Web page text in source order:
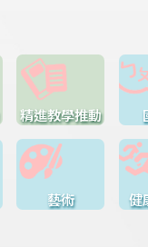
精進教學推動
藝術 健